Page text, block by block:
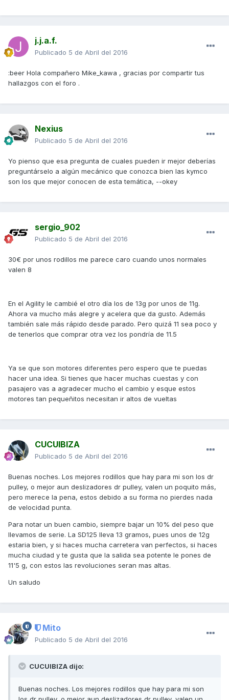
j.j.a.f.
Publicado 5 de Abril del 2016
:beer Hola compañero Mike_kawa , gracias por compartir tus
hallazgos con el foro .
Nexius
Publicado 5 de Abril del 2016
Yo pienso que esa pregunta de cuales pueden ir mejor deberías
preguntárselo a algún mecánico que conozca bien las kymco
son los que mejor conocen de esta temática, --okey
sergio_902
Publicado 5 de Abril del 2016
30€ por unos rodillos me parece caro cuando unos normales
valen 8
En el Agility le cambié el otro día los de 13g por unos de 11g.
Ahora va mucho más alegre y acelera que da gusto. Además
también sale más rápido desde parado. Pero quizá 11 sea poco y
de tenerlos que comprar otra vez los pondría de 11.5
Ya se que son motores diferentes pero espero que te puedas
hacer una idea. Si tienes que hacer muchas cuestas y con
pasajero vas a agradecer mucho el cambio y esque estos
motores tan pequeñitos necesitan ir altos de vueltas
CUCUIBIZA
Publicado 5 de Abril del 2016
Buenas noches. Los mejores rodillos que hay para mi son los dr
pulley, o mejor aun deslizadores dr pulley, valen un poquito más,
pero merece la pena, estos debido a su forma no pierdes nada
de velocidad punta.
Para notar un buen cambio, siempre bajar un 10% del peso que
llevamos de serie. La SD125 lleva 13 gramos, pues unos de 12g
estaria bien, y si haces mucha carretera van perfectos, si haces
mucha ciudad y te gusta que la salida sea potente le pones de
11'5 g, con estos las revoluciones seran mas altas.
Un saludo
Mito
Publicado 5 de Abril del 2016
CUCUIBIZA dijo:
Buenas noches. Los mejores rodillos que hay para mi son